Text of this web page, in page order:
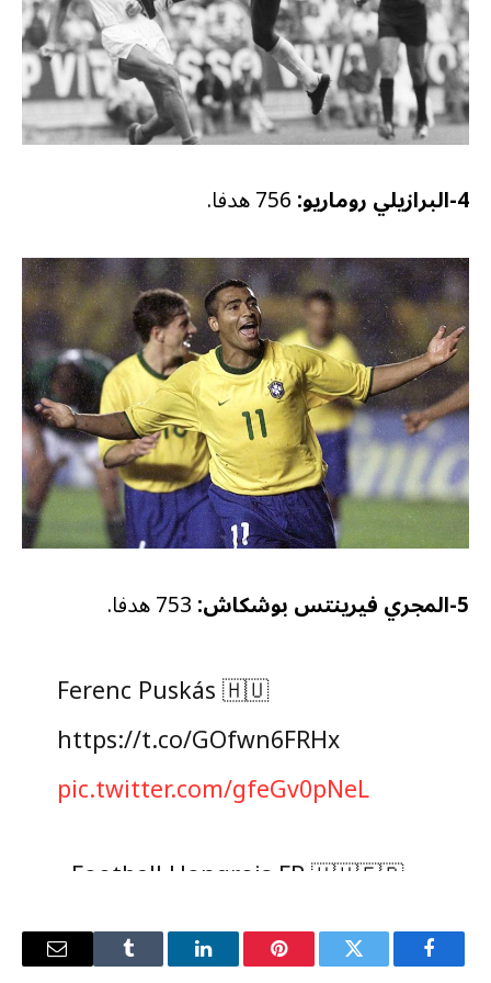
4-البرازيلي روماريو:
5-المجري فيرينتس بوشكاش:
Ferenc Puskás 🇭🇺
https://t.co/GOfwn6FRHx
pic.twitter.com/gfeGv0pNeL
— Football Hongrois FR 🇭🇺🇫🇷
(@FootHongroisFR)September 3,
فيسبوك تويتر بينتيريستلينكدإن Tumblr
البريد